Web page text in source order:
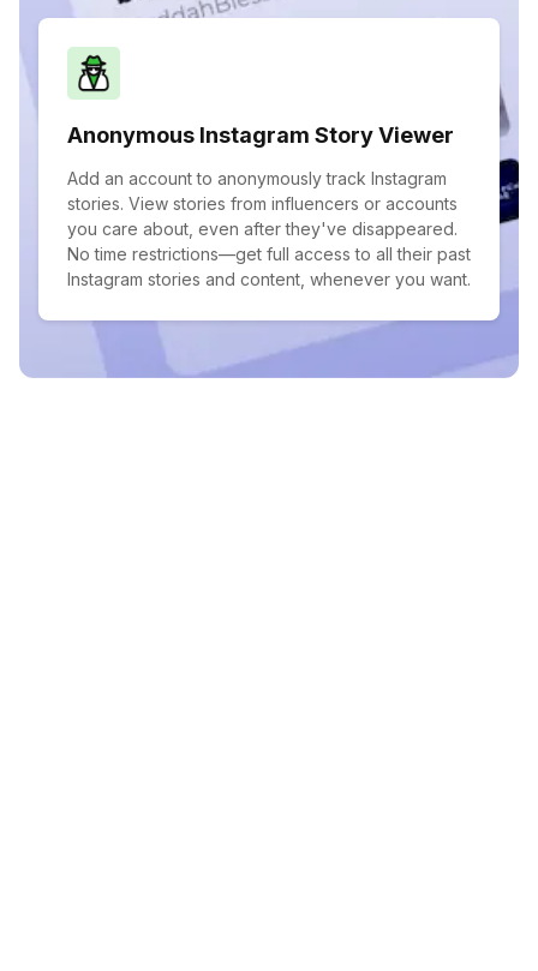
Anonymous Instagram Story Viewer
Add an account to anonymously track Instagram
stories. View stories from influencers or accounts
you care about, even after they've disappeared.
No time restrictions—get full access to all their past
Instagram stories and content, whenever you want.